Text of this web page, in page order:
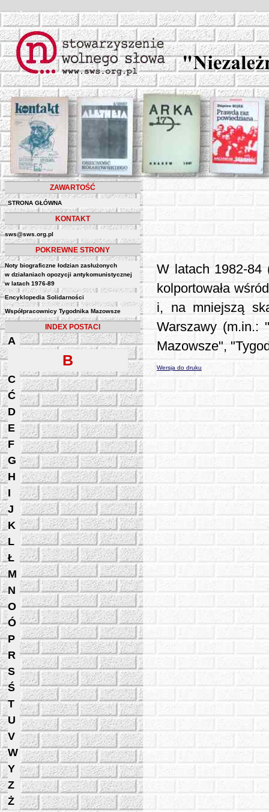
ZAWARTOŚĆ
STRONA GŁÓWNA
KONTAKT
sws@sws.org.pl
POKREWNE STRONY
Noty biograficzne łodzian zasłużonych
w działaniach opozycji antykomunistycznej
w latach 1976-89
Encyklopedia Solidarności
Współpracownicy Tygodnika Mazowsze
INDEX POSTACI
A
B
C
Ć
D
E
F
G
H
I
J
K
L
Ł
M
N
O
Ó
P
R
S
Ś
T
U
V
W
Y
Z
Ż
W latach 1982-84
kolportowała
i, na mniejszą
Warszawy (m.in.:
Mazowsze",
Wersja do druku